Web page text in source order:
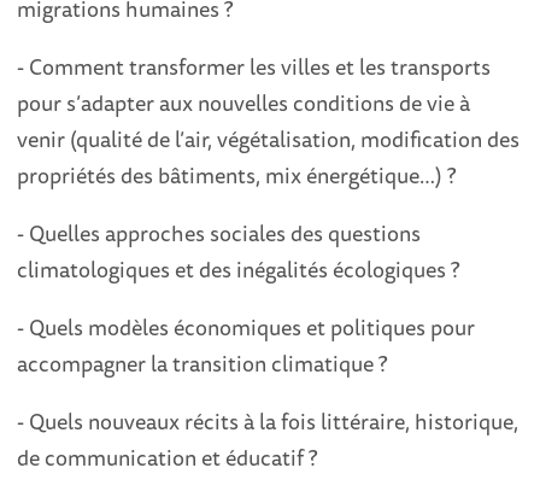
migrations humaines ?
- Comment transformer les villes et les transports
pour s’adapter aux nouvelles conditions de vie à
venir (qualité de l’air, végétalisation, modification des
propriétés des bâtiments, mix énergétique…) ?
- Quelles approches sociales des questions
climatologiques et des inégalités écologiques ?
- Quels modèles économiques et politiques pour
accompagner la transition climatique ?
- Quels nouveaux récits à la fois littéraire, historique,
de communication et éducatif ?